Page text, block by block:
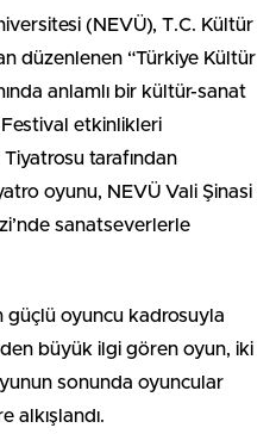
(NEVÜ), T.C. Kültür
düzenlenen “Türkiye Kültür
anlamlı bir kültür-sanat
etkinlikleri
tarafından
oyunu, NEVÜ Vali Şinasi
sanatseverlerle
güçlü oyuncu kadrosuyla
büyük ilgi gören oyun, iki
sonunda oyuncular
alkışlandı.